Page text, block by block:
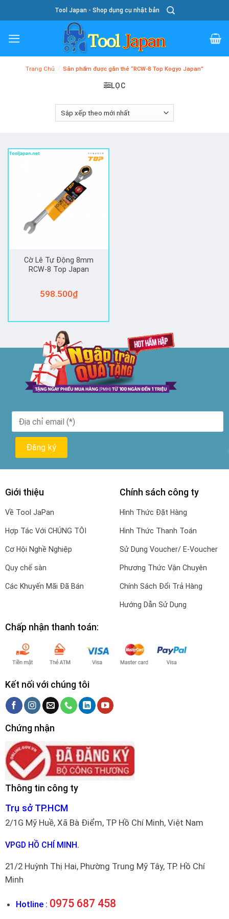
To
Content
Tool Japan - Shop dụng cụ nhật bản
Trang Chủ / Sản phẩm được gắn thẻ “RCW-8 Top Kogyo Japan”
LỌC
Cờ Lê Tự Động 8mm
RCW-8 Top Japan
598.500₫
Giới thiệu
Về Tool JaPan
Hợp Tác Với CHÚNG TÔI
Cơ Hội Nghề Nghiệp
Quy chế sàn
Các Khuyến Mãi Đã Bán
Chính sách công ty
Hình Thức Đặt Hàng
Hình Thức Thanh Toán
Sử Dụng Voucher/ E-Voucher
Phương Thức Vận Chuyên
Chính Sách Đổi Trả Hàng
Hướng Dẫn Sử Dụng
Chấp nhận thanh toán:
Kết nối với chúng tôi
Chứng nhận
Thông tin công ty
Trụ sở TP.HCM
2/1G Mỹ Huề, Xã Bà Điểm, TP Hồ Chí Minh, Việt Nam
VPGD HỒ CHÍ MINH.
21/2 Huỳnh Thị Hai, Phường Trung Mỹ Tây, TP. Hồ Chí
Minh
Hotline : 0975 687 458